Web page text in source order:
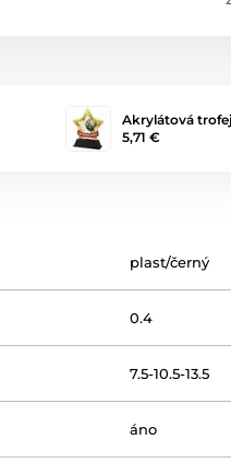
Akrylátová
5,71 €
plast/černý
0.4
7.5-10.5-13.5
áno